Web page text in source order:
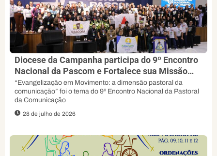
Diocese da Campanha participa do 9º Encontro
Nacional da Pascom e Fortalece sua Missão
Evangelizadora
“Evangelização em Movimento: a dimensão pastoral da
comunicação” foi o tema do 9º Encontro Nacional da Pastoral
da Comunicação
28 de julho de 2026